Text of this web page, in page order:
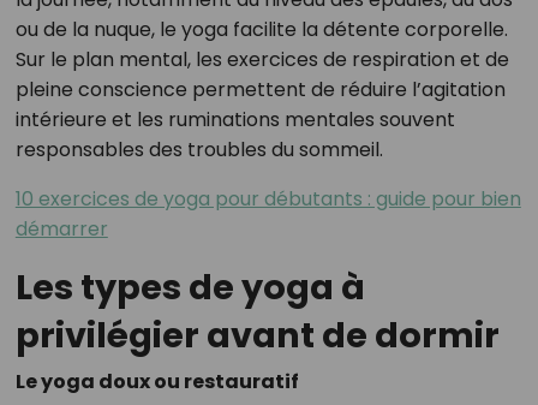
ou de la nuque, le yoga facilite la détente corporelle.
Sur le plan mental, les exercices de respiration et de
pleine conscience permettent de réduire l’agitation
intérieure et les ruminations mentales souvent
responsables des troubles du sommeil.
10 exercices de yoga pour débutants : guide pour bien
démarrer
Les types de yoga à
privilégier avant de dormir
Le yoga doux ou restauratif